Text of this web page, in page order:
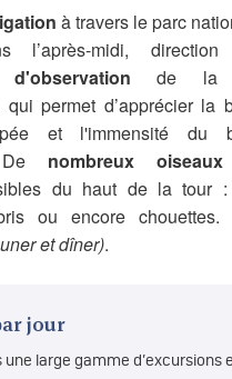
à travers le parc
l’après-midi, direction
de la
qui permet d’apprécier la
et l'immensité du
De nombreux oiseaux
du haut de la tour :
ou encore chouettes.
et dîner).
jour
une large gamme d’excursions